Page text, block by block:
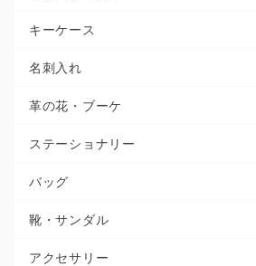
キーケース
名刺入れ
革の花・ブーケ
ステーショナリー
バッグ
靴・サンダル
アクセサリー